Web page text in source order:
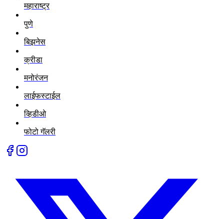
महाराष्ट्र
पुणे
बिझनेस
क्रीडा
मनोरंजन
लाईफस्टाईल
व्हिडीओ
फोटो गॅलरी